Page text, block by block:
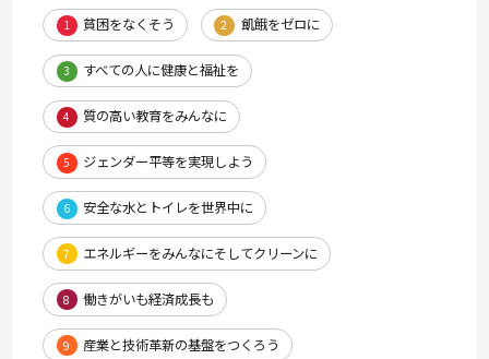
1 貧困をなくそう 2 飢餓をゼロに
3 すべての人に健康と福祉を
4 質の高い教育をみんなに
5 ジェンダー平等を実現しよう
6 安全な水とトイレを世界中に
7 エネルギーをみんなにそしてクリーンに
8 働きがいも経済成長も
9 産業と技術革新の基盤をつくろう